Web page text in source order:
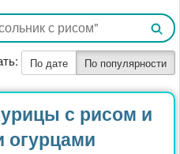
По дате По популярности
с рисом и